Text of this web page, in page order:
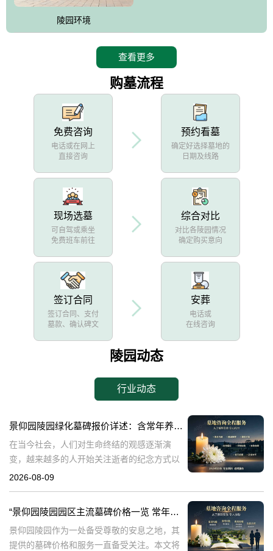
陵园环境
查看更多
购墓流程
免费咨询
电话或在网上
直接咨询
预约看墓
确定好选择墓地的
日期及线路
现场选墓
可自驾或乘坐
免费班车前往
综合对比
对比各陵园情况
确定购买意向
签订合同
签订合同、支付
墓款、确认碑文
安葬
电话或
在线咨询
陵园动态
行业动态
景仰园陵园绿化墓碑报价详述：含常年养护，无额外费用
在当今社会，人们对生命终结的观感逐渐演
变，越来越多的人开始关注逝者的纪念方式以
及陵园的环境品质。景仰园陵园，作为专业的
区
2026-08-09
“景仰园陵园园区主流墓碑价格一览 常年保洁养护随单赠送 专属优惠活动解析”
景仰园陵园作为一处备受尊敬的安息之地，其
提供的墓碑价格和服务一直备受关注。本文将